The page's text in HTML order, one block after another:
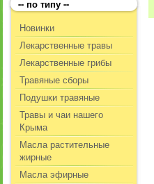
-- по типу --
Новинки
Лекарственные травы
Лекарственные грибы
Травяные сборы
Подушки травяные
Травы и чаи нашего
Крыма
Масла растительные
жирные
Масла эфирные